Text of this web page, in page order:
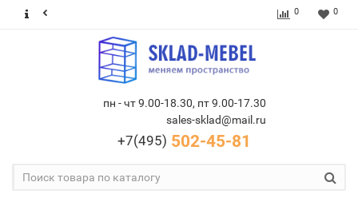
0 0
пн - чт 9.00-18.30, пт 9.00-17.30
sales-sklad@mail.ru
+7(495) 502-45-81